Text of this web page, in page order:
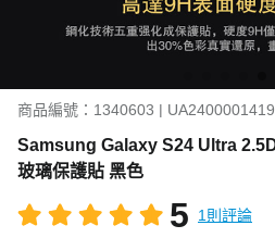
商品編號：1340603 | UA2400001419
Samsung Galaxy S24 Ultra
玻璃保護貼 黑色
5 1則評論